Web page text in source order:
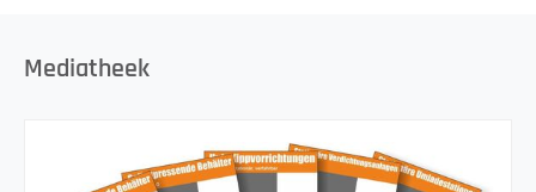
Mediatheek